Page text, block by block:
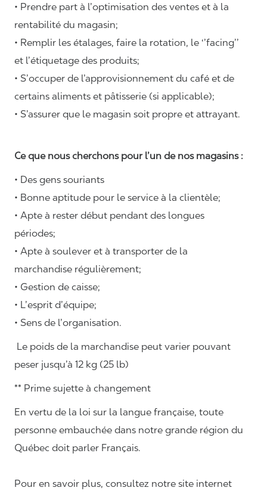
• Prendre part à l’optimisation des ventes et à la
rentabilité du magasin;
• Remplir les étalages, faire la rotation, le ‘’facing’’
et l’étiquetage des produits;
• S’occuper de l’approvisionnement du café et de
certains aliments et pâtisserie (si applicable);
• S’assurer que le magasin soit propre et attrayant.
Ce que nous cherchons pour l’un de nos magasins :
• Des gens souriants
• Bonne aptitude pour le service à la clientèle;
• Apte à rester début pendant des longues
périodes;
• Apte à soulever et à transporter de la
marchandise régulièrement;
• Gestion de caisse;
• L’esprit d’équipe;
• Sens de l’organisation.
Le poids de la marchandise peut varier pouvant
peser jusqu’à 12 kg (25 lb)
** Prime sujette à changement
En vertu de la loi sur la langue française, toute
personne embauchée dans notre grande région du
Québec doit parler Français.
Pour en savoir plus, consultez notre site internet